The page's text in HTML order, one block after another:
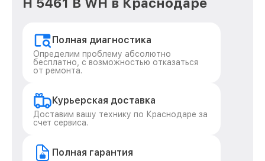
Полная диагностика
Определим проблему абсолютно
бесплатно, с возможностью отказаться
от ремонта.
Курьерская доставка
Доставим вашу технику по Краснодаре за
счет сервиса.
Полная гарантия